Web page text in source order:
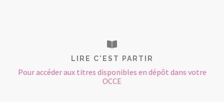
LIRE C'EST PARTIR
Pour accéder aux titres disponibles en dépôt dans votre
OCCE